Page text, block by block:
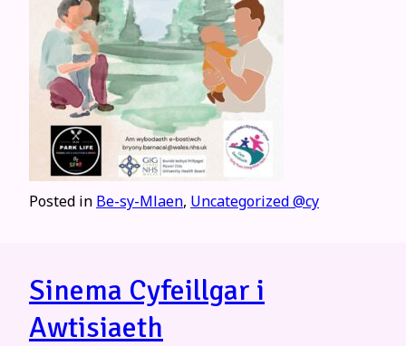
Posted in Be-sy-Mlaen, Uncategorized @cy
Sinema Cyfeillgar i
Awtisiaeth